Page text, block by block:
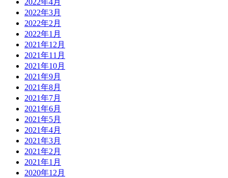
2022年4月
2022年3月
2022年2月
2022年1月
2021年12月
2021年11月
2021年10月
2021年9月
2021年8月
2021年7月
2021年6月
2021年5月
2021年4月
2021年3月
2021年2月
2021年1月
2020年12月